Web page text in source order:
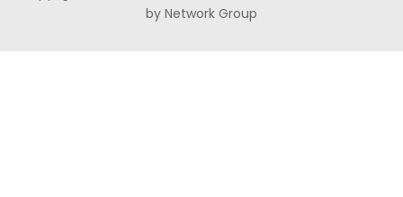
by Network Group